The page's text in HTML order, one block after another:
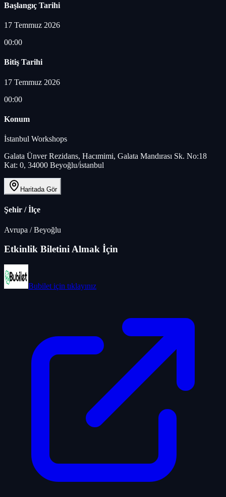
Başlangıç Tarihi
17 Temmuz 2026
00:00
Bitiş Tarihi
17 Temmuz 2026
00:00
Konum
İstanbul Workshops
Galata Ünver Rezidans, Hacımimi, Galata Mandırası Sk. No:18
Kat: 0, 34000 Beyoğlu/i̇stanbul
Haritada Gör
Şehir / İlçe
Avrupa /Beyoğlu
Etkinlik Biletini Almak İçin
Bubilet için tıklayınız